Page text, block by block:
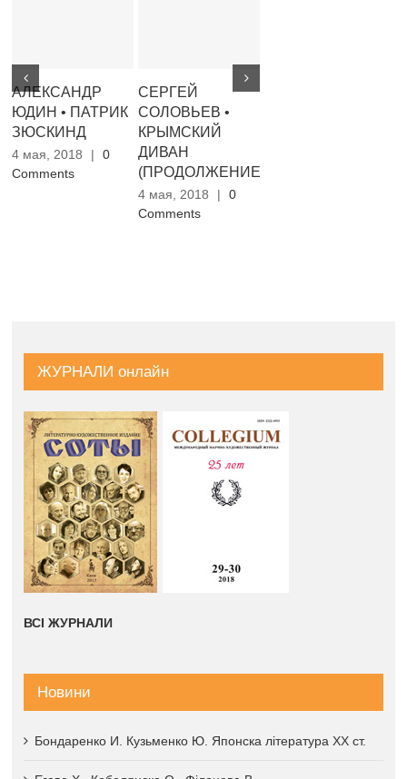
АЛЕКСАНДР
ЮДИН • ПАТРИК
ЗЮСКИНД
4 мая, 2018 |
0
Comments
СЕРГЕЙ
СОЛОВЬЕВ •
КРЫМСКИЙ
ДИВАН
(ПРОДОЛЖЕНИЕ)
4 мая, 2018 |
0
Comments
ЖУРНАЛИ онлайн
ВСІ ЖУРНАЛИ
Новини
Бондаренко И. Кузьменко Ю. Японска література XX ст.